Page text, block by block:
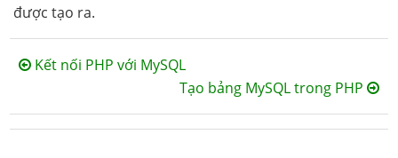
được tạo ra.
Kết nối PHP với MySQL
Tạo bảng MySQL trong PHP